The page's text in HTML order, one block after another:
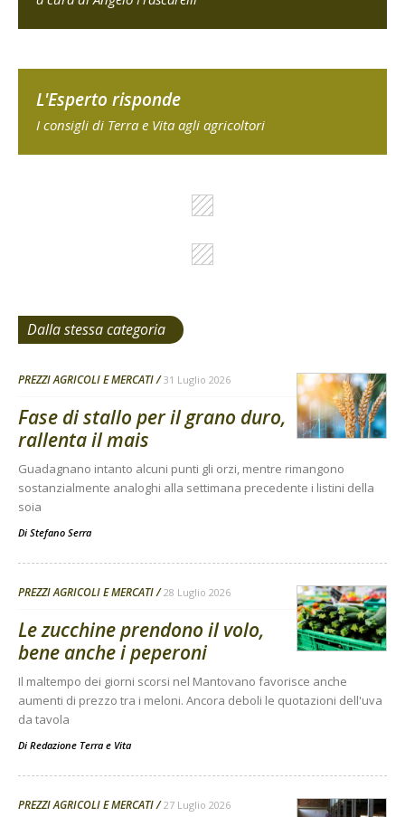
L'Esperto risponde
I consigli di Terra e Vita agli agricoltori
Dalla stessa categoria
PREZZI AGRICOLI E MERCATI 31 Luglio 2026
Fase di stallo per il grano duro,
rallenta il mais
Guadagnano intanto alcuni punti gli orzi, mentre rimangono
sostanzialmente analoghi alla settimana precedente i listini della
soia
Di Stefano Serra
PREZZI AGRICOLI E MERCATI 28 Luglio 2026
Le zucchine prendono il volo,
bene anche i peperoni
Il maltempo dei giorni scorsi nel Mantovano favorisce anche
aumenti di prezzo tra i meloni. Ancora deboli le quotazioni dell'uva
da tavola
Di Redazione Terra e Vita
PREZZI AGRICOLI E MERCATI 27 Luglio 2026